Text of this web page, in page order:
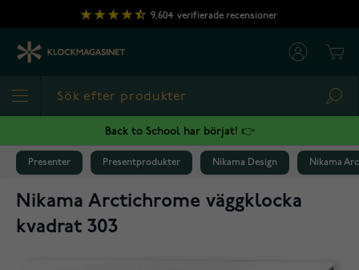
Hoppa till innehållet
9,604 verifierade recensioner
Back to School har börjat! 👉
Presenter Presentprodukter Nikama Design Nikama
Nikama Arctichrome väggklocka
kvadrat 303